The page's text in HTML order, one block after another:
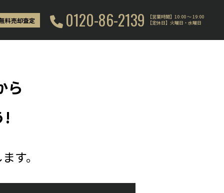
料売却査定 0120-86-2139
【営業時間】10:00 〜 19:00
【定休日】火曜日・水曜日
ら
!
す。